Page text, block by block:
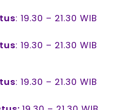
: 19.30 – 21.30 WIB
: 19.30 – 21.30 WIB
: 19.30 – 21.30 WIB